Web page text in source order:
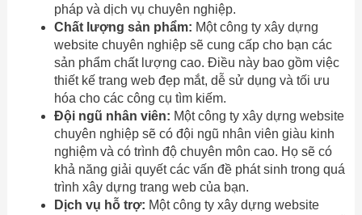
pháp và dịch vụ chuyên nghiệp.
Chất lượng sản phẩm: Một công ty xây dựng
website chuyên nghiệp sẽ cung cấp cho bạn các
sản phẩm chất lượng cao. Điều này bao gồm việc
thiết kế trang web đẹp mắt, dễ sử dụng và tối ưu
hóa cho các công cụ tìm kiếm.
Đội ngũ nhân viên: Một công ty xây dựng website
chuyên nghiệp sẽ có đội ngũ nhân viên giàu kinh
nghiệm và có trình độ chuyên môn cao. Họ sẽ có
khả năng giải quyết các vấn đề phát sinh trong quá
trình xây dựng trang web của bạn.
Dịch vụ hỗ trợ: Một công ty xây dựng website